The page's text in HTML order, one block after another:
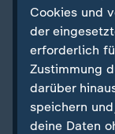
Cookies und
der
erforderlich
Zustimmung
darüber
speichern
deine Daten